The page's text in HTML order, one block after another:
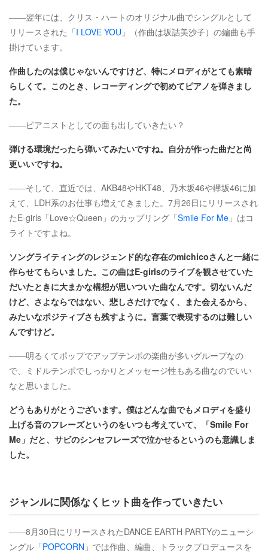
――翌年には、クリス・ハートのオリジナル曲でシングルとして
リリースされた「I LOVE YOU 」（作曲は坂詰美沙子）の編曲も手
掛けています。
作曲したのは僕じゃないんですけど、特にメロディがとても素晴
らしくて。このとき、レコーディングで初めてピアノを弾きまし
た。
――ピアニストとしての面も出していきたい？
弾ける環境だったら弾いてみたいですね。自分が作った曲だと尚
更いいですね。
――そして、直近では、AKB48やHKT48、乃木坂46や欅坂46に加
えて、LDH系のお仕事も増えてきました。7月26日にリリースされ
たE-girls「Love☆Queen」のカップリング「Smile For Me 」はコ
ライトですよね。
ソングライティングのレジェンド的な存在のmichicoさんと一緒に
作らせてもらいました。この曲はE-girlsのライブを観させていた
だいたときに大まかな構想が思いついた曲なんです。切ないんだ
けど、さよならではない、悲しさだけでなく、また会えるから、
みたいなポジティブさも残すように。言葉で表現するのは難しい
んですけど。
――明るくてポップでアップテンポの楽曲が多いグループなの
で、ミドルテンポでしっかりとメッセージ性もある曲なのでいい
なと思いました。
どうもありがとうございます。僕はどんな曲でもメロディを盛り
上げる音のフレーズというのをいつも考えていて、「Smile For
Me」だと、サビのシンセフレーズで泣かせるというのも意識しま
した。
ジャンルに関係なくヒット曲を作っていきたい
――8月30日にリリースされたDANCE EARTH PARTYのニューシ
ングル「POPCORN 」では作曲、編曲、トラックプロデュースを